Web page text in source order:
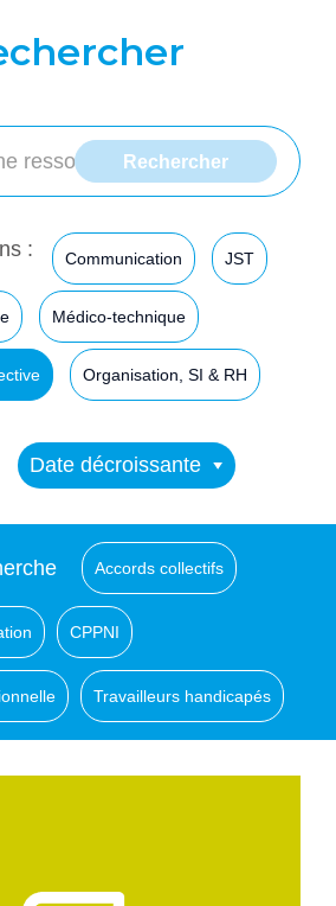
: Communication JST
Médico-technique
Organisation, SI & RH
Date décroissante
Accords collectifs
CPPNI
Travailleurs handicapés